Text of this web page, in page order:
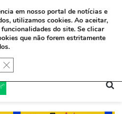
em nosso portal de notícias e
utilizamos cookies. Ao aceitar,
do site. Se clicar
que não forem estritamente
Close GDPR Cookie Banner